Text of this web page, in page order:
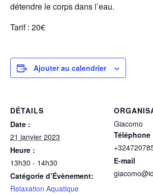
détendre le corps dans l’eau.
Tarif : 20€
Ajouter au calendrier
DÉTAILS
Date :
21 janvier 2023
Heure :
13h30 - 14h30
Catégorie d’Évènement:
Relaxation Aquatique
Giacomo
Téléphone
E-mail